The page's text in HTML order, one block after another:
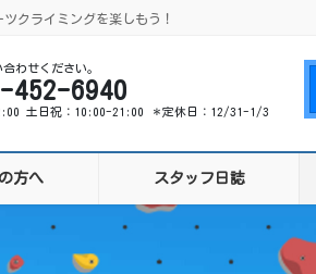
クライミングを楽しもう！
わせください。
452-6940
土日祝：10:00-21:00 ＊定休日：12/31-1/3
方へ スタッフ日誌